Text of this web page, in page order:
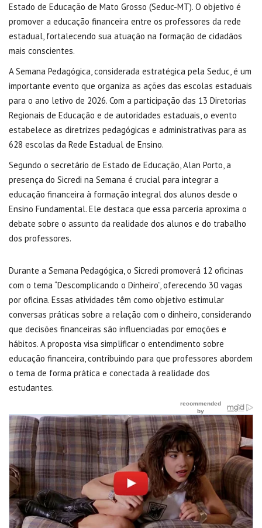
Estado de Educação de Mato Grosso (Seduc-MT). O objetivo é
promover a educação financeira entre os professores da rede
estadual, fortalecendo sua atuação na formação de cidadãos
mais conscientes.
A Semana Pedagógica, considerada estratégica pela Seduc, é um
importante evento que organiza as ações das escolas estaduais
para o ano letivo de 2026. Com a participação das 13 Diretorias
Regionais de Educação e de autoridades estaduais, o evento
estabelece as diretrizes pedagógicas e administrativas para as
628 escolas da Rede Estadual de Ensino.
Segundo o secretário de Estado de Educação, Alan Porto, a
presença do Sicredi na Semana é crucial para integrar a
educação financeira à formação integral dos alunos desde o
Ensino Fundamental. Ele destaca que essa parceria aproxima o
debate sobre o assunto da realidade dos alunos e do trabalho
dos professores.
Durante a Semana Pedagógica, o Sicredi promoverá 12 oficinas
com o tema “Descomplicando o Dinheiro”, oferecendo 30 vagas
por oficina. Essas atividades têm como objetivo estimular
conversas práticas sobre a relação com o dinheiro, considerando
que decisões financeiras são influenciadas por emoções e
hábitos. A proposta visa simplificar o entendimento sobre
educação financeira, contribuindo para que professores abordem
o tema de forma prática e conectada à realidade dos
estudantes.